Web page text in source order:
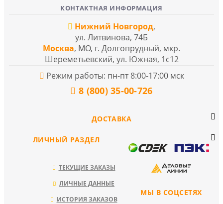
КОНТАКТНАЯ ИНФОРМАЦИЯ
Нижний Новгород,
ул. Литвинова, 74Б
Москва, МО, г. Долгопрудный, мкр.
Шереметьевский, ул. Южная, 1с12
Режим работы: пн-пт 8:00-17:00 мск
8 (800) 35-00-726
ДОСТАВКА
МЫ В СОЦСЕТЯХ
ЛИЧНЫЙ РАЗДЕЛ
ТЕКУЩИЕ ЗАКАЗЫ
ЛИЧНЫЕ ДАННЫЕ
ИСТОРИЯ ЗАКАЗОВ